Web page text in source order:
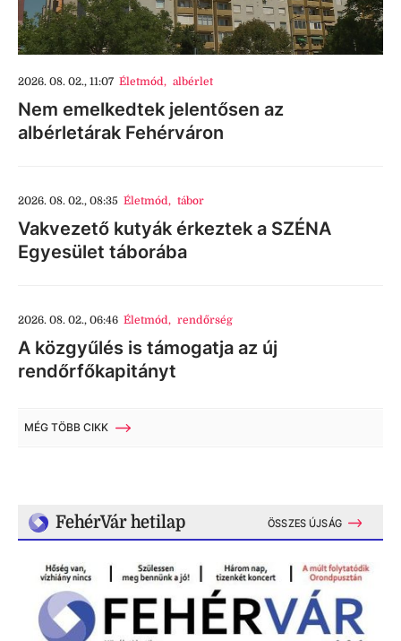
2026. 08. 02., 11:07 Életmód, albérlet
Nem emelkedtek jelentősen az
albérletárak Fehérváron
2026. 08. 02., 08:35 Életmód, tábor
Vakvezető kutyák érkeztek a SZÉNA
Egyesület táborába
2026. 08. 02., 06:46 Életmód, rendőrség
A közgyűlés is támogatja az új
rendőrfőkapitányt
MÉG TÖBB CIKK
FehérVár hetilap ÖSSZES ÚJSÁG